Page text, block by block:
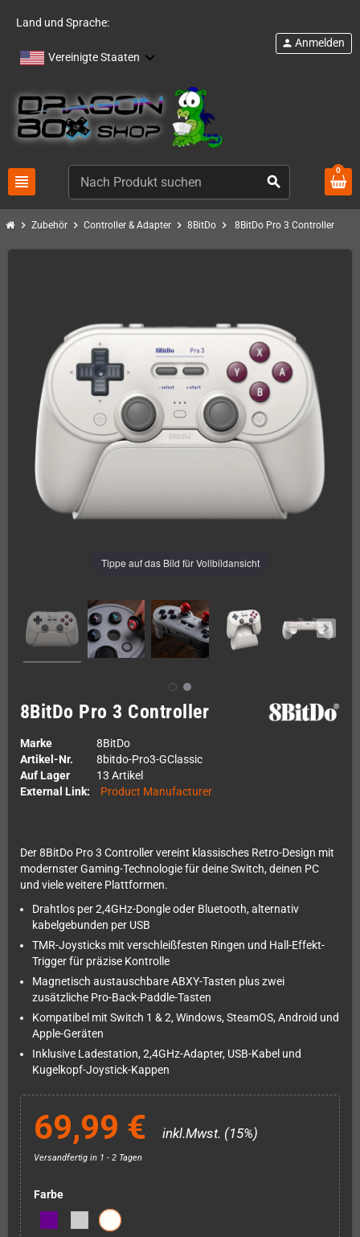
Land und Sprache:
Vereinigte Staaten
view_headline search
person Anmelden
0
chevron_right Zubehör chevron_right Controller & Adapter chevron_right 8BitDo chevron_right 8BitDo Pro 3 Controller
Tippe auf das Bild für Vollbildansicht
8BitDo Pro 3 Controller
Marke
8BitDo
Artikel-Nr.
8bitdo-Pro3-GClassic
Auf Lager
13 Artikel
External Link:
Product Manufacturer
Der 8BitDo Pro 3 Controller vereint klassisches Retro-Design mit
modernster Gaming-Technologie für deine Switch, deinen PC
und viele weitere Plattformen.
Drahtlos per 2,4GHz-Dongle oder Bluetooth, alternativ
kabelgebunden per USB
TMR-Joysticks mit verschleißfesten Ringen und Hall-Effekt-
Trigger für präzise Kontrolle
Magnetisch austauschbare ABXY-Tasten plus zwei
zusätzliche Pro-Back-Paddle-Tasten
Kompatibel mit Switch 1 & 2, Windows, SteamOS, Android und
Apple-Geräten
Inklusive Ladestation, 2,4GHz-Adapter, USB-Kabel und
Kugelkopf-Joystick-Kappen
69,99 € inkl.Mwst. (15%)
Versandfertig in 1 - 2 Tagen
Farbe